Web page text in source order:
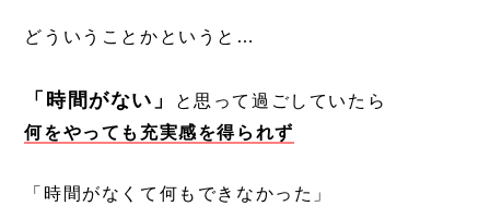
どういうことかというと…
「時間がない」
と思って過ごしていたら
何をやっても充実感を得られず
「時間がなくて何もできなかった」